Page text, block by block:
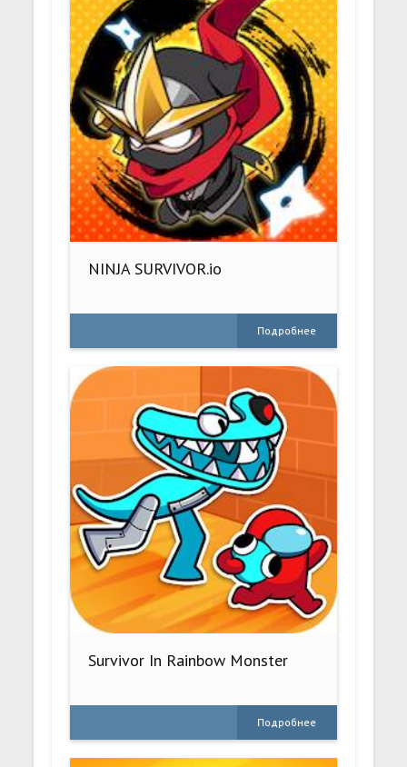
NINJA SURVIVOR.io
Подробнее
Survivor In Rainbow Monster
Подробнее